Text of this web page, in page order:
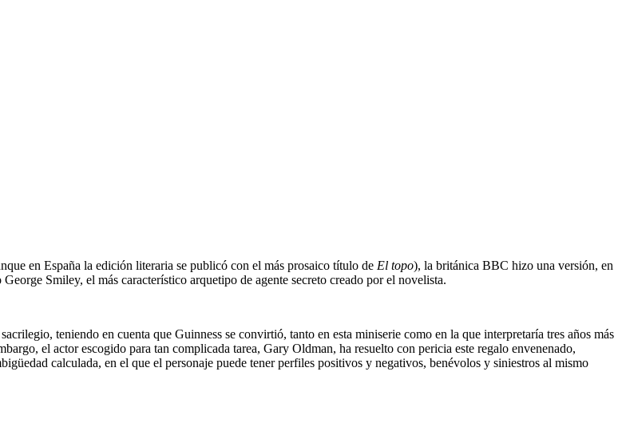
en España la edición literaria se publicó con el más prosaico título de El topo), la británica BBC hizo una versión, en
Smiley, el más característico arquetipo de agente secreto creado por el novelista.
teniendo en cuenta que Guinness se convirtió, tanto en esta miniserie como en la que interpretaría tres años más
el actor escogido para tan complicada tarea, Gary Oldman, ha resuelto con pericia este regalo envenenado,
calculada, en el que el personaje puede tener perfiles positivos y negativos, benévolos y siniestros al mismo